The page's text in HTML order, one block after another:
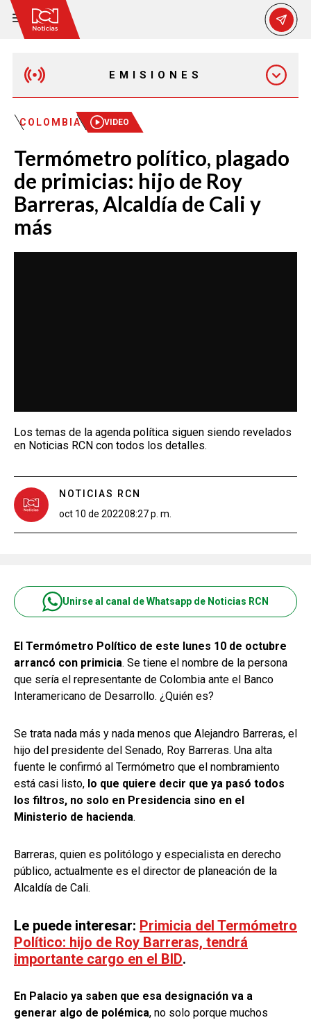
EMISIONES
MAÑANA EXPRESS
EMISIÓN 12:30 PM
EMISIÓN 7:00 PM
EMISIÓN 11:30 PM
COLOMBIA VIDEO
Termómetro político, plagado
de primicias: hijo de Roy
Barreras, Alcaldía de Cali y
más
Los temas de la agenda política siguen siendo revelados
en Noticias RCN con todos los detalles.
NOTICIAS RCN
oct 10 de 202208:27 p. m.
Unirse al canal de Whatsapp de Noticias RCN
El Termómetro Político de este lunes 10 de octubre
arrancó con primicia. Se tiene el nombre de la persona
que sería el representante de Colombia ante el Banco
Interamericano de Desarrollo. ¿Quién es?
Se trata nada más y nada menos que Alejandro Barreras, el
hijo del presidente del Senado, Roy Barreras. Una alta
fuente le confirmó al Termómetro que el nombramiento
está casi listo, lo que quiere decir que ya pasó todos
los filtros, no solo en Presidencia sino en el
Ministerio de hacienda.
Barreras, quien es politólogo y especialista en derecho
público, actualmente es el director de planeación de la
Alcaldía de Cali.
Le puede interesar: Primicia del Termómetro
Político: hijo de Roy Barreras, tendrá
importante cargo en el BID.
En Palacio ya saben que esa designación va a
generar algo de polémica, no solo porque muchos